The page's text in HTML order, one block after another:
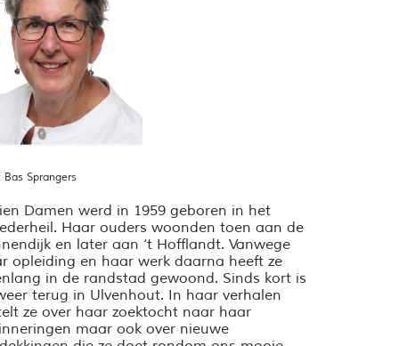
Bas Sprangers
Damen werd in 1959 geboren in het
Haar ouders woonden toen aan de
en later aan ‘t Hofflandt. Vanwege
opleiding en haar werk daarna heeft ze
in de randstad gewoond. Sinds kort is
terug in Ulvenhout. In haar verhalen
ze over haar zoektocht naar haar
maar ook over nieuwe